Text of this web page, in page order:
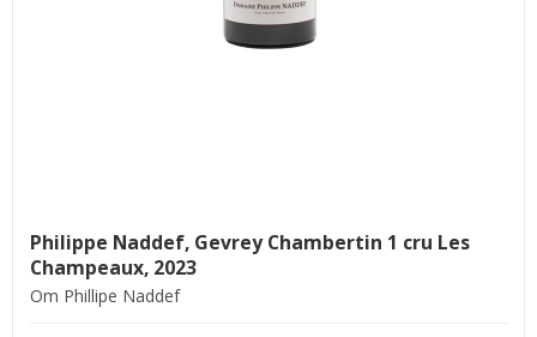
Philippe Naddef, Gevrey Chambertin 1 cru Les
Champeaux, 2023
Om Phillipe Naddef